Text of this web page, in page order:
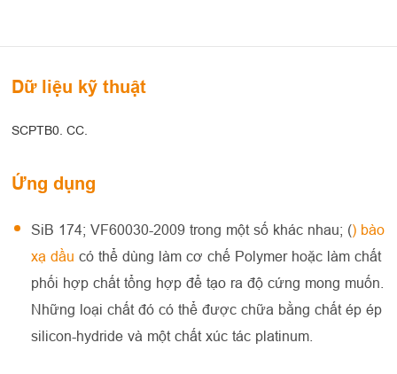
Dữ liệu kỹ thuật
SCPTB0. CC.
Ứng dụng
SiB 174; VF60030-2009 trong một số khác nhau; () bào
xạ dầucó thể dùng làm cơ chế Polymer hoặc làm chất
phối hợp chất tổng hợp để tạo ra độ cứng mong muốn.
Những loại chất đó có thể được chữa bằng chất ép ép
silicon-hydride và một chất xúc tác platinum.